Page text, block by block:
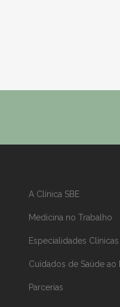
A Clínica SBE
Medicina no Trabalho
Especialidades Clínicas
Cuidados de Saúde
Parcerias